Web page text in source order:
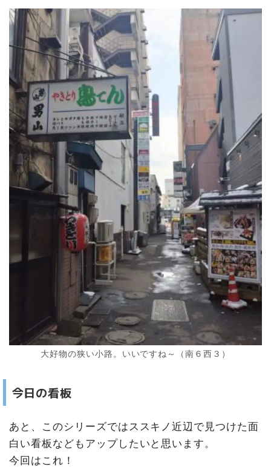
大好物の狭い小路。いいですね～（南６西３）
今日の看板
あと、このシリーズではススキノ近辺で見つけた面
白い看板などもアップしたいと思います。
今回はこれ！